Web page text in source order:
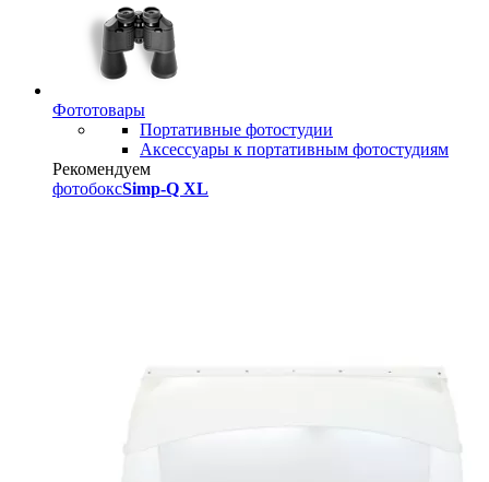
Фототовары
Портативные фотостудии
Аксессуары к портативным фотостудиям
Рекомендуем
фотобоксSimp-Q XL